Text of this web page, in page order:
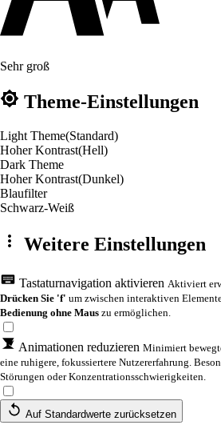
Sehr groß
Theme-Einstellungen
Light Theme(Standard)
Hoher Kontrast(Hell)
Dark Theme
Hoher Kontrast(Dunkel)
Blaufilter
Schwarz-Weiß
Weitere Einstellungen
Tastaturnavigation aktivieren Aktiviert
Drücken Sie 'f' um zwischen interaktiven
Bedienung ohne Maus zu ermöglichen.
Animationen reduzieren Minimiert
eine ruhigere, fokussiertere Nutzererfahrung.
Störungen oder Konzentrationsschwierigkeiten.
Auf Standardwerte zurücksetzen